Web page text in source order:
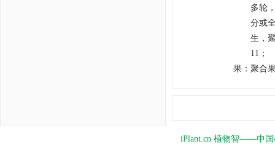
多轮
分或
生，
11；
果 ： 聚合
iPlant.cn 植物智——中国